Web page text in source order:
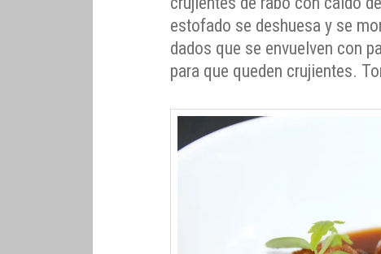
estofado se deshuesa y se
dados que se envuelven con
para que queden crujientes.